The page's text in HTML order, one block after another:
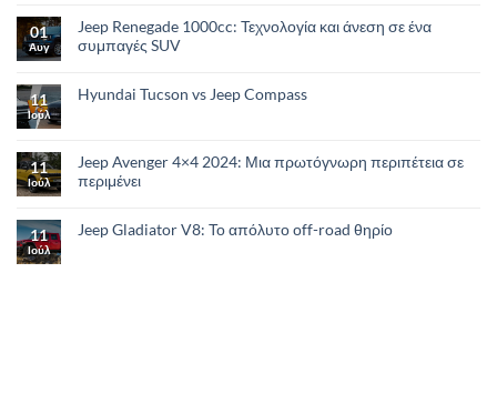
01
Αυγ
Jeep Renegade 1000cc: Τεχνολογία και άνεση σε ένα
συμπαγές SUV
11
Ιούλ
Hyundai Tucson vs Jeep Compass
11
Ιούλ
Jeep Avenger 4×4 2024: Μια πρωτόγνωρη περιπέτεια σε
περιμένει
11
Ιούλ
Jeep Gladiator V8: Το απόλυτο οff-road θηρίο